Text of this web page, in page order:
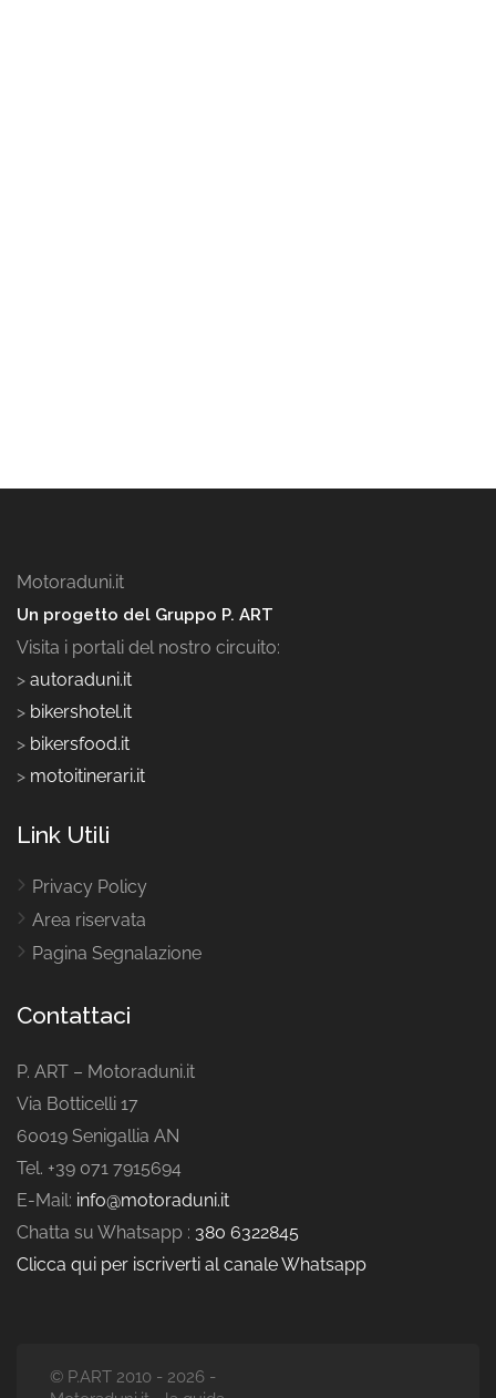
Motoraduni.it
Un progetto del Gruppo P. ART
Visita i portali del nostro circuito:
> autoraduni.it
> bikershotel.it
> bikersfood.it
> motoitinerari.it
Link Utili
Privacy Policy
Area riservata
Pagina Segnalazione
Contattaci
P. ART – Motoraduni.it
Via Botticelli 17
60019 Senigallia AN
Tel. +39 071 7915694
E-Mail: info@motoraduni.it
Chatta su Whatsapp : 380 6322845
Clicca qui per iscriverti al canale Whatsapp
© P.ART 2010 - 2026 -